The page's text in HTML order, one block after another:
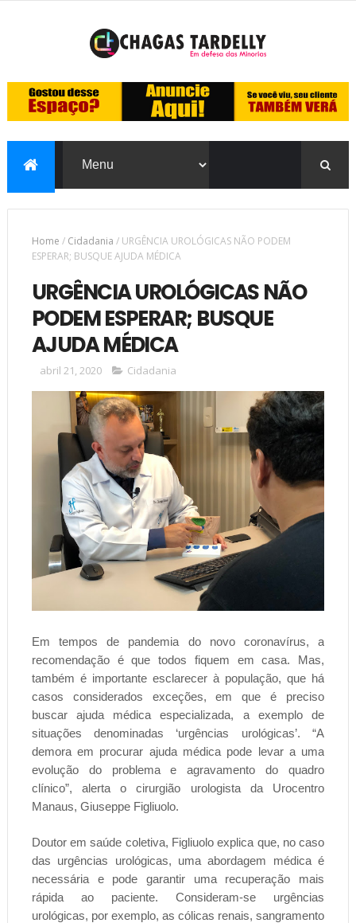
Home / Cidadania / URGÊNCIA UROLÓGICAS NÃO PODEM
ESPERAR; BUSQUE AJUDA MÉDICA
URGÊNCIA UROLÓGICAS NÃO
PODEM ESPERAR; BUSQUE
AJUDA MÉDICA
abril 21, 2020 Cidadania
Em tempos de pandemia do novo coronavírus, a
recomendação é que todos fiquem em casa. Mas,
também é importante esclarecer à população, que há
casos considerados exceções, em que é preciso
buscar ajuda médica especializada, a exemplo de
situações denominadas ‘urgências urológicas’. “A
demora em procurar ajuda médica pode levar a uma
evolução do problema e agravamento do quadro
clínico”, alerta o cirurgião urologista da Urocentro
Manaus, Giuseppe Figliuolo.
Doutor em saúde coletiva, Figliuolo explica que, no caso
das urgências urológicas, uma abordagem médica é
necessária e pode garantir uma recuperação mais
rápida ao paciente. Consideram-se urgências
urológicas, por exemplo, as cólicas renais, sangramento